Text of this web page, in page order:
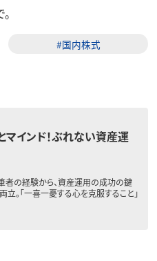
#国内株式
マインド！ぶれない資産運
者の経験から、資産運用の成功の鍵
立。「一喜一憂する心を克服すること」